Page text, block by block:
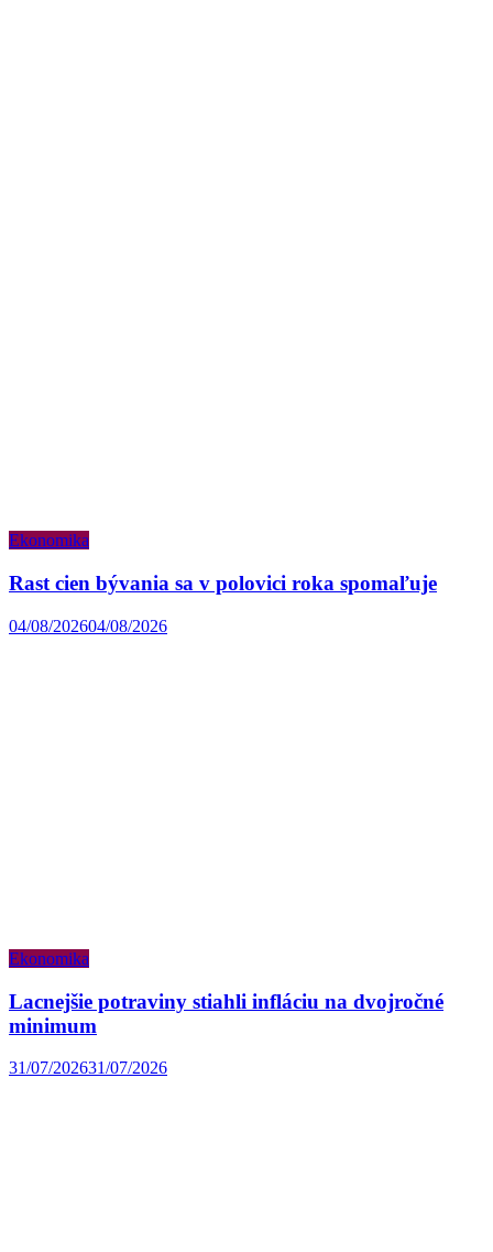
Ekonomika
Rast cien bývania sa v polovici roka spomaľuje
04/08/202604/08/2026
Ekonomika
Lacnejšie potraviny stiahli infláciu na dvojročné
minimum
31/07/202631/07/2026